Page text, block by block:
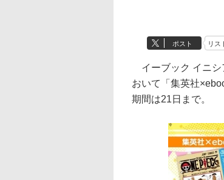
ポスト リス
イーブック イニシ
おいて「集英社
期間は21日まで。